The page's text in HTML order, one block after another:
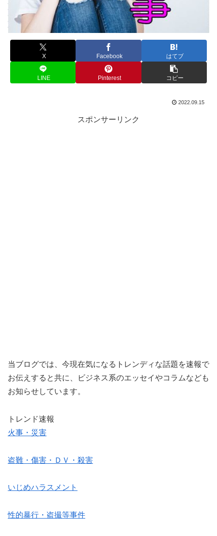
X Facebook はてブ
LINE Pinterest コピー
2022.09.15
スポンサーリンク
当ブログでは、今現在気になるトレンディな話題を速報で
お伝えすると共に、ビジネス系のエッセイやコラムなども
お知らせしています。
トレンド速報
火事・災害
盗難・傷害・ＤＶ・殺害
いじめハラスメント
性的暴行・盗撮等事件